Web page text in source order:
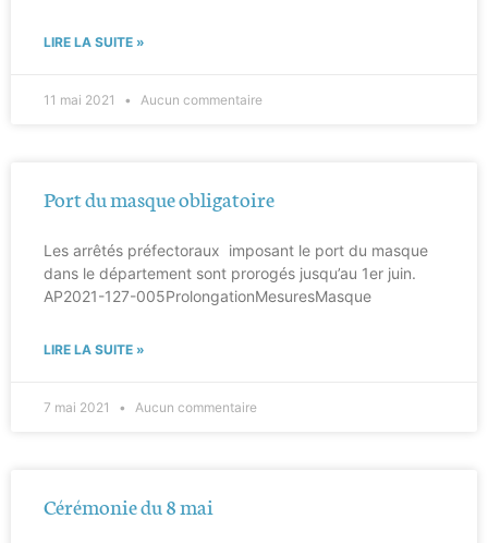
LIRE LA SUITE »
11 mai 2021 Aucun commentaire
Port du masque obligatoire
Les arrêtés préfectoraux imposant le port du masque
dans le département sont prorogés jusqu’au 1er juin.
AP2021-127-005ProlongationMesuresMasque
LIRE LA SUITE »
7 mai 2021 Aucun commentaire
Cérémonie du 8 mai